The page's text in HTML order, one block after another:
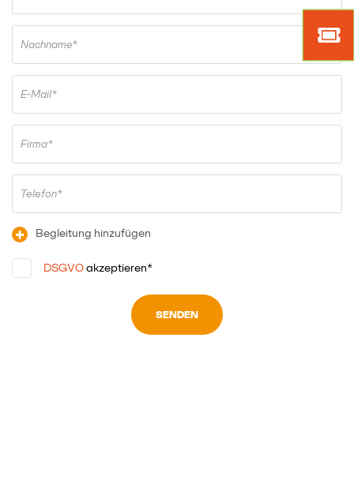
Nachname*
E-Mail*
Firma*
Telefon*
+ Begleitung hinzufügen
DSGVOakzeptieren*
SENDEN